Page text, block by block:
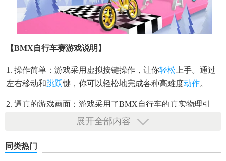
【BMX自行车赛游戏说明】
1. 操作简单：游戏采用虚拟按键操作，让你轻松 上手。通过
左右移动和跳跃键，你可以轻松地完成各种高难度动作。
2. 逼真的游戏画面：游戏采用了BMX自行车的真实物理引
擎，让你感受到更为逼真的比赛体验。
都有独特的地形和障碍物，让你的比赛充满挑战。
展开全部内容
同类热门